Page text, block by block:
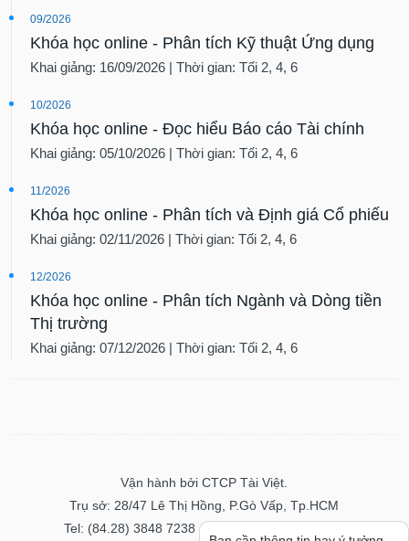
09/2026
Khóa học online - Phân tích Kỹ thuật Ứng dụng
Khai giảng: 16/09/2026 | Thời gian: Tối 2, 4, 6
10/2026
Khóa học online - Đọc hiểu Báo cáo Tài chính
Khai giảng: 05/10/2026 | Thời gian: Tối 2, 4, 6
11/2026
Khóa học online - Phân tích và Định giá Cổ phiếu
Khai giảng: 02/11/2026 | Thời gian: Tối 2, 4, 6
12/2026
Khóa học online - Phân tích Ngành và Dòng tiền
Thị trường
Khai giảng: 07/12/2026 | Thời gian: Tối 2, 4, 6
Vận hành bởi CTCP Tài Việt.
Trụ sở: 28/47 Lê Thị Hồng, P.Gò Vấp, Tp.HCM
Tel: (84.28) 3848 7238 - Fax: (84.28) 3848 7237